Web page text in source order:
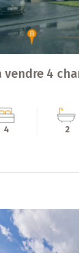
vendre 4
4 2